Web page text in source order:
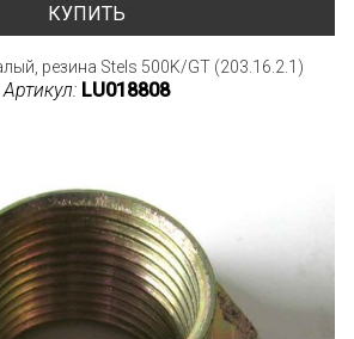
КУПИТЬ
резина Stels 500K/GT (203.16.2.1)
Артикул: LU018808